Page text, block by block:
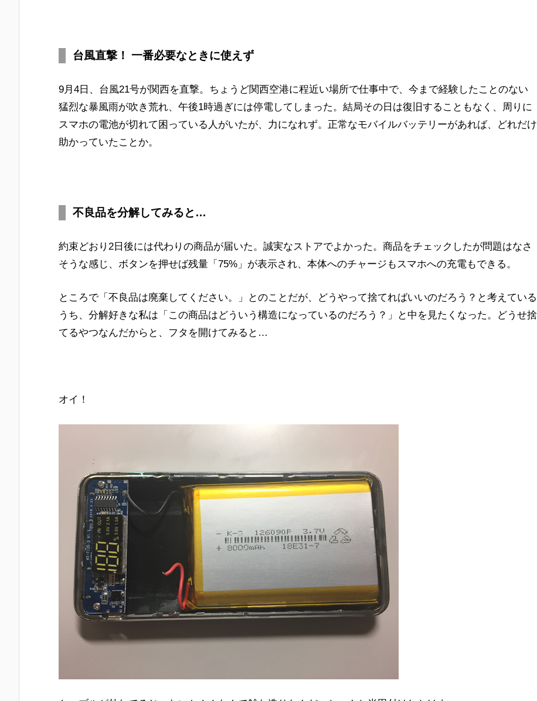
台風直撃！ 一番必要なときに使えず
9月4日、台風21号が関西を直撃。ちょうど関西空港に程近い場所で仕事中で、今まで経験したことのない
猛烈な暴風雨が吹き荒れ、午後1時過ぎには停電してしまった。結局その日は復旧することもなく、周りに
スマホの電池が切れて困っている人がいたが、力になれず。正常なモバイルバッテリーがあれば、どれだけ
助かっていたことか。
不良品を分解してみると…
約束どおり2日後には代わりの商品が届いた。誠実なストアでよかった。商品をチェックしたが問題はなさ
そうな感じ、ボタンを押せば残量「75%」が表示され、本体へのチャージもスマホへの充電もできる。
ところで「不良品は廃棄してください。」とのことだが、どうやって捨てればいいのだろう？と考えている
うち、分解好きな私は「この商品はどういう構造になっているのだろう？」と中を見たくなった。どうせ捨
てるやつなんだからと、フタを開けてみると…
オイ！